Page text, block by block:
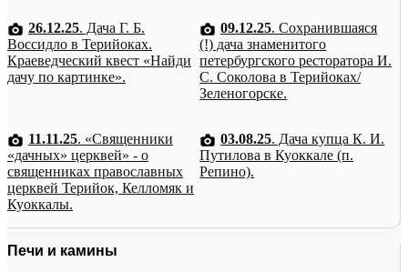
26.12.25. Дача Г. Б.
Воссидло в Терийоках.
Краеведческий квест «Найди
дачу по картинке».
09.12.25. Сохранившаяся
(!) дача знаменитого
петербургского ресторатора И.
С. Соколова в Терийоках/
Зеленогорске.
11.11.25. «Священники
«дачных» церквей» - о
священниках православных
церквей Терийок, Келломяк и
Куоккалы.
03.08.25. Дача купца К. И.
Путилова в Куоккале (п.
Репино).
Печи и камины